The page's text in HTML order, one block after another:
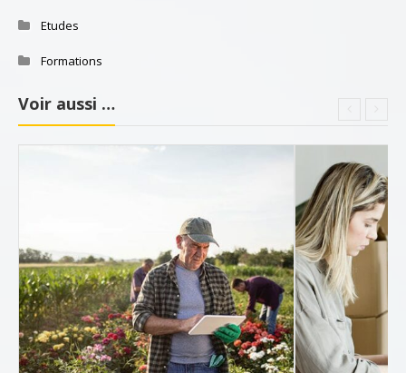
Etudes
Formations
Voir aussi …